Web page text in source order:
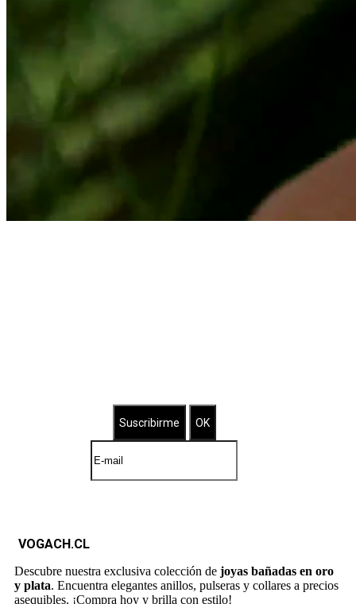
VOGACH.CL
Descubre nuestra exclusiva colección de joyas bañadas en oro
y plata. Encuentra elegantes anillos, pulseras y collares a precios
asequibles. ¡Compra hoy y brilla con estilo!